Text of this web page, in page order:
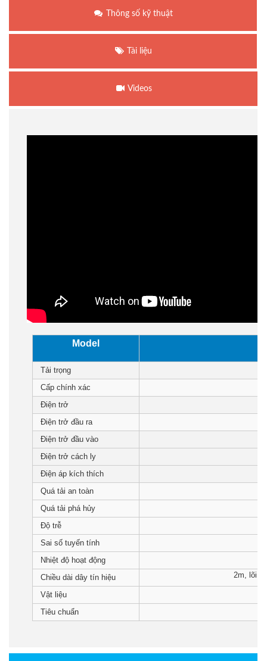
Thông số kỹ thuật
Tài liệu
Videos
Model
Tải trọng
Cấp chính xác
Điện trở
Điện trở đầu ra
Điện trở đầu vào
Điện trở cách ly
Điện áp kích thích
Quá tải an toàn
Quá tải phá hủy
Độ trễ
Sai số tuyến tính
Nhiệt độ hoạt động
Chiều dài dây tín hiệu
2m, lõi 4
Vật liệu
Tiêu chuẩn